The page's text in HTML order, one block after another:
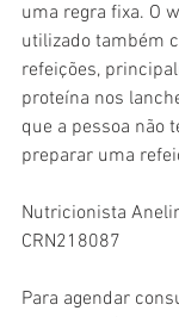
uma regra fixa. O
utilizado também
refeições,
proteína nos
que a pessoa não
preparar uma
Nutricionista
CRN218087
Para agendar